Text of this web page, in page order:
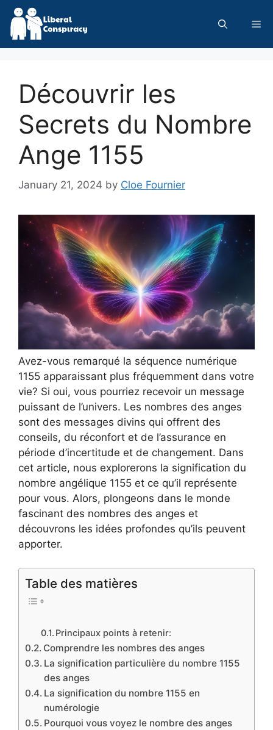
Skip
content
Découvrir les
Secrets du Nombre
Ange 1155
January 21, 2024 by Cloe Fournier
Avez-vous remarqué la séquence numérique
1155 apparaissant plus fréquemment dans votre
vie? Si oui, vous pourriez recevoir un message
puissant de l’univers. Les nombres des anges
sont des messages divins qui offrent des
conseils, du réconfort et de l’assurance en
période d’incertitude et de changement. Dans
cet article, nous explorerons la signification du
nombre angélique 1155 et ce qu’il représente
pour vous. Alors, plongeons dans le monde
fascinant des nombres des anges et
découvrons les idées profondes qu’ils peuvent
apporter.
Table des matières
Principaux points à retenir:
Comprendre les nombres des anges
La signification particulière du nombre 1155
des anges
La signification du nombre 1155 en
numérologie
Pourquoi vous voyez le nombre des anges